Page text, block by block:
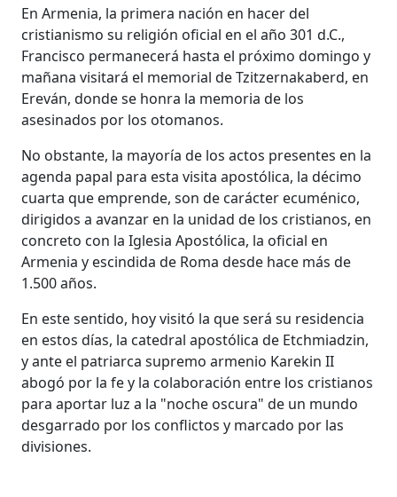
En Armenia, la primera nación en hacer del
cristianismo su religión oficial en el año 301 d.C.,
Francisco permanecerá hasta el próximo domingo y
mañana visitará el memorial de Tzitzernakaberd, en
Ereván, donde se honra la memoria de los
asesinados por los otomanos.
No obstante, la mayoría de los actos presentes en la
agenda papal para esta visita apostólica, la décimo
cuarta que emprende, son de carácter ecuménico,
dirigidos a avanzar en la unidad de los cristianos, en
concreto con la Iglesia Apostólica, la oficial en
Armenia y escindida de Roma desde hace más de
1.500 años.
En este sentido, hoy visitó la que será su residencia
en estos días, la catedral apostólica de Etchmiadzin,
y ante el patriarca supremo armenio Karekin II
abogó por la fe y la colaboración entre los cristianos
para aportar luz a la "noche oscura" de un mundo
desgarrado por los conflictos y marcado por las
divisiones.